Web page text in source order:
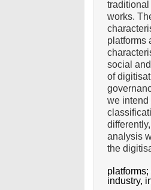
traditional
works.
platforms
social
of
we intend
analysis
the
platforms;
industry,